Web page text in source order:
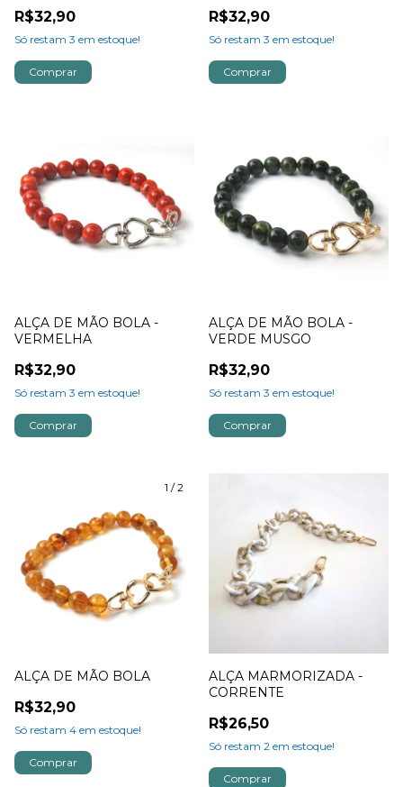
R$32,90
Só restam 3 em estoque!
R$32,90
Só restam 3 em estoque!
ALÇA DE MÃO BOLA -
VERMELHA
R$32,90
Só restam 3 em estoque!
ALÇA DE MÃO BOLA -
VERDE MUSGO
R$32,90
Só restam 3 em estoque!
1 /2
ALÇA DE MÃO BOLA
R$32,90
Só restam 4 em estoque!
ALÇA MARMORIZADA -
CORRENTE
R$26,50
Só restam 2 em estoque!